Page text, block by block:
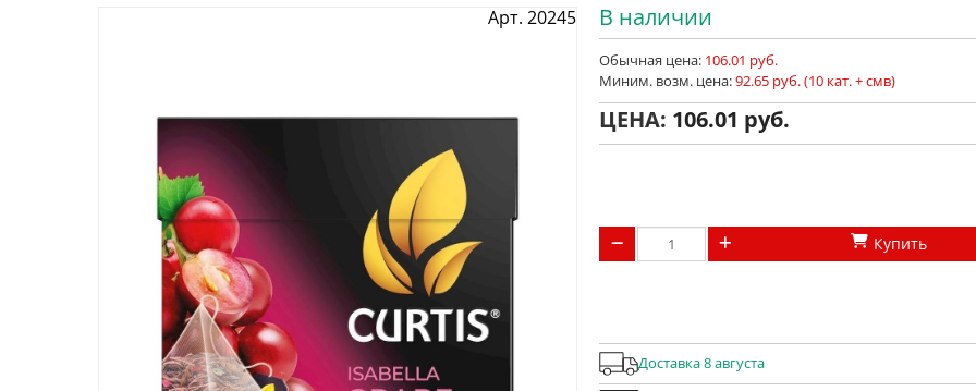
Арт. 20245 В наличии
Обычная цена: 106.01 руб.
Миним. возм. цена:92.65 руб. (10 кат. + смв)
ЦЕНА: 106.01
Купить
Доставка 8 августа